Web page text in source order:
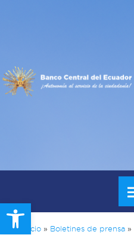
Open toolbar
Inicio » Boletines de prensa »